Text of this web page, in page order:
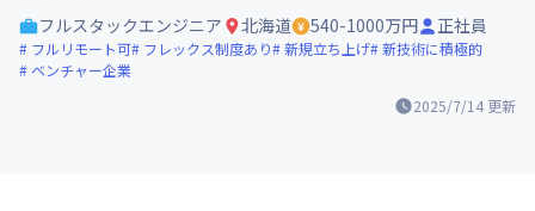
2025/7/14 更新
フルスタックエンジニア 北海道 540-1000万円 正社員
フルリモート可 フレックス制度あり 新規立ち上げ 新技術に積極的
ベンチャー企業